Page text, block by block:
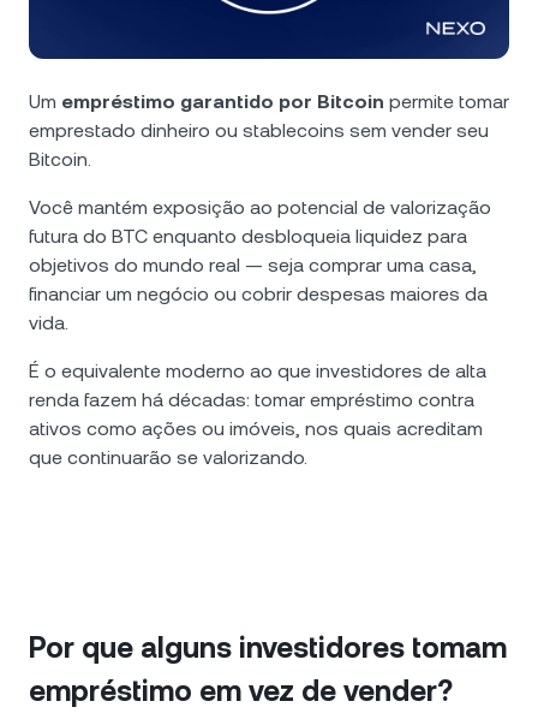
Futures
Nexo Card
Clientes Private
Programa de Fidelidade
0,29%
Tether USDT 0,02%
USD Coin
Polkadot DOT 1,68%
XRP XRP 0,72%
Solana SOL 0,30%
EURC EURC 0,22%
Academia do Patrimônio
Um empréstimo garantido por Bitcoin permite tomar
emprestado dinheiro ou stablecoins sem vender seu
Bitcoin.
Você mantém exposição ao potencial de valorização
futura do BTC enquanto desbloqueia liquidez para
objetivos do mundo real — seja comprar uma casa,
financiar um negócio ou cobrir despesas maiores da
vida.
É o equivalente moderno ao que investidores de alta
renda fazem há décadas: tomar empréstimo contra
ativos como ações ou imóveis, nos quais acreditam
que continuarão se valorizando.
Por que alguns investidores tomam
empréstimo em vez de vender?